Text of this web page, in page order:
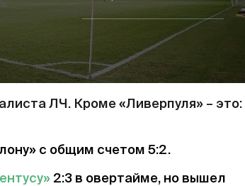
ЛЧ. Кроме «Ливерпуля» – это:
с общим счетом 5:2.
2:3 в овертайме, но вышел